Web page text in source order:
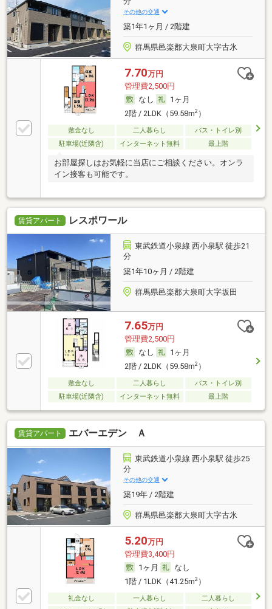
その他の交通
築1年1ヶ月 / 2階建
群馬県邑楽郡大泉町大字古氷
7.70万円
管理費2,500円
なし
1ヶ月
2階 / 2LDK（59.58m2）
敷金なし 二人暮らし
バス・トイレ別
駐車場(近隣含)
インターネット無料 最上階
お部屋探しはお気軽に当店にご相談ください。オンラ
イン接客も可能です。
賃貸アパート レスポワール
東武鉄道小泉線 西小泉駅 徒歩21
分
築1年10ヶ月 / 2階建
群馬県邑楽郡大泉町大字坂田
7.65万円
管理費2,500円
なし
1ヶ月
2階 / 2LDK（59.58m2）
敷金なし 二人暮らし
バス・トイレ別
駐車場(近隣含)
インターネット無料 最上階
賃貸アパート エバーエデン Ａ
東武鉄道小泉線 西小泉駅 徒歩25
分
その他の交通
築19年 / 2階建
群馬県邑楽郡大泉町大字古氷
5.20万円
管理費3,400円
1ヶ月
なし
1階 / 1LDK（41.25m2）
礼金なし 一人暮らし
二人暮らし